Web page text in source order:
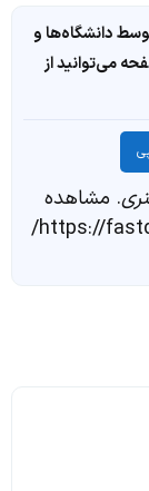
دانشگاه‌ها و
می‌توانید از
. مشاهده
در تاریخ ۱۶ مرداد ۱۴۰۵، از https://fastdic.com/word/